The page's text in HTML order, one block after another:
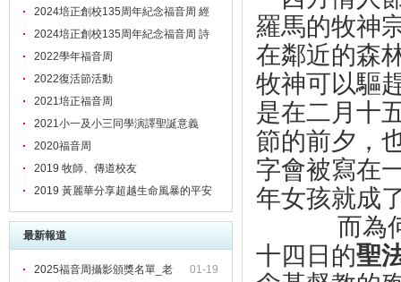
2024培正創校135周年紀念福音周 經
文
2024培正創校135周年紀念福音周 詩
歌
2022學年福音周
2022復活節活動
2021培正福音周
2021小一及小三同學演譯聖誕意義
2020福音周
2019 牧師、傳道校友
2019 黃麗華分享超越生命風暴的平安
最新報道
01-19
2025福音周攝影頒獎名單_老
羅馬的牧神
在鄰近的森
牧神可以驅
是在二月十
節的前夕，
字會被寫在
年女孩就成
而為何
十四日的聖